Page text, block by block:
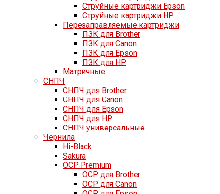
Струйные картриджи Epson
Струйные картриджи HP
Перезаправляемые картриджи
ПЗК для Brother
ПЗК для Canon
ПЗК для Epson
ПЗК для HP
Матричные
СНПЧ
СНПЧ для Brother
СНПЧ для Canon
СНПЧ для Epson
СНПЧ для HP
СНПЧ универсальные
Чернила
Hi-Black
Sakura
OCP Premium
OCP для Brother
OCP для Canon